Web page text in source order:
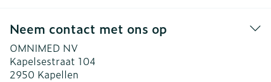
Neem contact met ons op
OMNIMED NV
Kapelsestraat 104
2950 Kapellen